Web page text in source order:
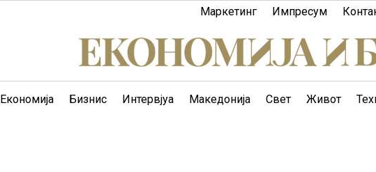
Маркетинг Импресум
Економија Бизнис Интервјуа Македонија Свет Живот